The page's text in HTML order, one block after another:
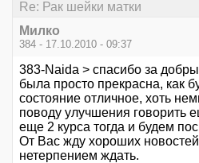
Re: Рак шейки матки
Милко
384 - 17.10.2010 - 09:37
383-Naida > спасибо за
была просто прекрасна, как
состояние отличное, хоть
поводу улучшения говорить
еще 2 курса тогда и будем
От Вас жду хороших
нетерпением ждать.